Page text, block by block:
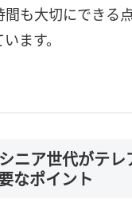
間も大切にできる
ます。
ニア世代がテ
なポイント